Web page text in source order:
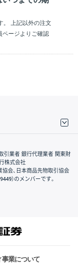
。 上記以外の注文
ページよりご確認
引業者 銀行代理業者 関東財
株式会社
協会、日本商品先物取引協会
）のメンバーです。
業について